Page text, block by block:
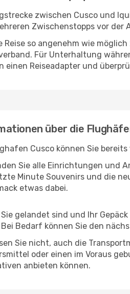
zwischen Cusco und
Zwischenstopps vor
Reise so angenehm wie
Für Unterhaltung
einen Reiseadapter und
über die
Cusco können Sie
Sie alle Einrichtungen und
Minute Souvenirs und die
etwas dabei.
Sie gelandet sind und Ihr
Bei Bedarf können Sie den
Sie nicht, auch die
oder einen im Voraus
anbieten können.